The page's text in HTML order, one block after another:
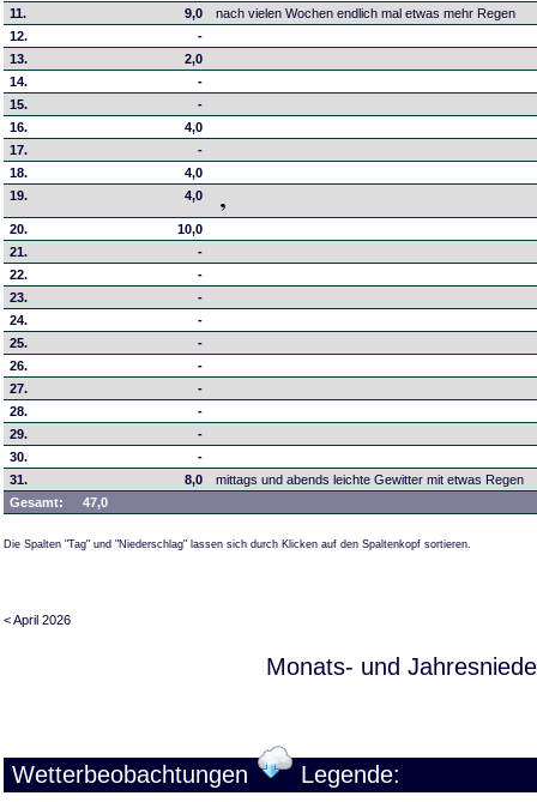
11.
9,0
nach vielen Wochen endlich mal etwas mehr Regen
12.
-
13.
2,0
14.
-
15.
-
16.
4,0
17.
-
18.
4,0
19.
4,0
20.
10,0
21.
-
22.
-
23.
-
24.
-
25.
-
26.
-
27.
-
28.
-
29.
-
30.
-
31.
8,0
mittags und abends leichte Gewitter mit etwas Regen
Gesamt:
47,0
Die Spalten "Tag" und "Niederschlag" lassen sich durch Klicken auf den Spaltenkopf sortieren.
< April 2026
Monats- und
Wetterbeobachtungen Legende: